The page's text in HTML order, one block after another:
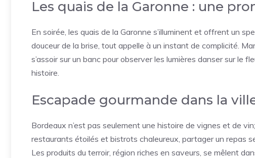
Les quais de la Garonne : une
En soirée, les quais de la Garonne s’illuminent et offrent un
douceur de la brise, tout appelle à un instant de complicité.
s’assoir sur un banc pour observer les lumières danser sur le
histoire.
Escapade gourmande dans la
Bordeaux n’est pas seulement une histoire de vignes et de
restaurants étoilés et bistrots chaleureux, partager un repas
Les produits du terroir, région riches en saveurs, se mêlent